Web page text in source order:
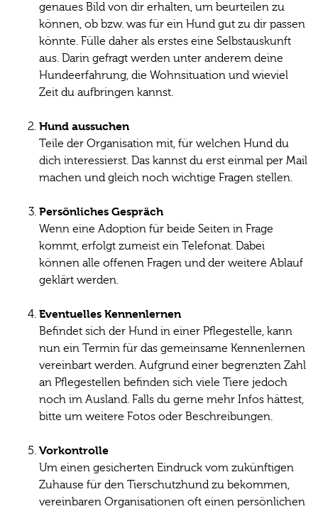
genaues Bild von dir erhalten, um beurteilen zu
können, ob bzw. was für ein Hund gut zu dir passen
könnte. Fülle daher als erstes eine Selbstauskunft
aus. Darin gefragt werden unter anderem deine
Hundeerfahrung, die Wohnsituation und wieviel
Zeit du aufbringen kannst.
Hund aussuchen
Teile der Organisation mit, für welchen Hund du
dich interessierst. Das kannst du erst einmal per Mail
machen und gleich noch wichtige Fragen stellen.
Persönliches Gespräch
Wenn eine Adoption für beide Seiten in Frage
kommt, erfolgt zumeist ein Telefonat. Dabei
können alle offenen Fragen und der weitere Ablauf
geklärt werden.
Eventuelles Kennenlernen
Befindet sich der Hund in einer Pflegestelle, kann
nun ein Termin für das gemeinsame Kennenlernen
vereinbart werden. Aufgrund einer begrenzten Zahl
an Pflegestellen befinden sich viele Tiere jedoch
noch im Ausland. Falls du gerne mehr Infos hättest,
bitte um weitere Fotos oder Beschreibungen.
Vorkontrolle
Um einen gesicherten Eindruck vom zukünftigen
Zuhause für den Tierschutzhund zu bekommen,
vereinbaren Organisationen oft einen persönlichen